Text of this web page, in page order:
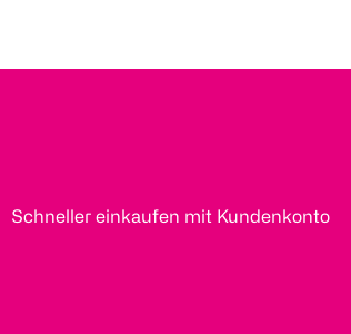
Schneller einkaufen mit Kundenkonto